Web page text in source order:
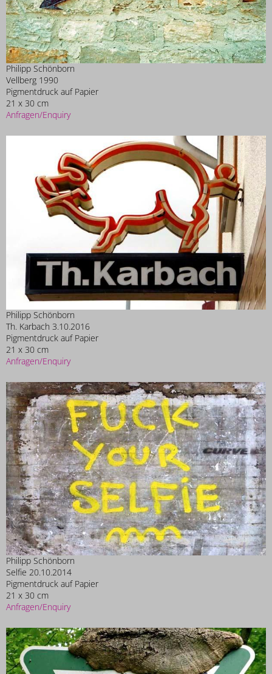
Philipp Schönborn
Vellberg 1990
Pigmentdruck auf Papier
21 x 30 cm
Anfragen/Enquiry
Philipp Schönborn
Th. Karbach 3.10.2016
Pigmentdruck auf Papier
21 x 30 cm
Anfragen/Enquiry
Philipp Schönborn
Selfie 20.10.2014
Pigmentdruck auf Papier
21 x 30 cm
Anfragen/Enquiry